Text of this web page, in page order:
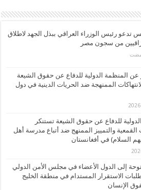
تدعو رئيس الوزراء العراقي ببذل الجهد لاطلاق
من سجون مصر
عن المنظمة الدولية للدفاع عن حقوق الشيعة
الممنهجة ضد الحريات الدينية في دول
للدفاع عن حقوق الشيعة تستنكر
القمعية والتمييز الممنهج ضد أتباع مدرسة أهل
السلام) في أفغانستان
إلى الدول الأعضاء في مجلس الأمن الدولي
الاستقرار المستدام في منطقة الخليج
الإنسان